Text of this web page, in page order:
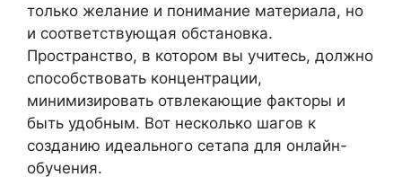
только желание и понимание материала, но
и соответствующая обстановка.
Пространство, в котором вы учитесь, должно
способствовать концентрации,
минимизировать отвлекающие факторы и
быть удобным. Вот несколько шагов к
созданию идеального сетапа для онлайн-
обучения.